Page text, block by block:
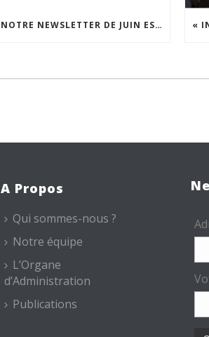
NOTRE NEWSLETTER DE JUIN EST EN LIGNE !
A Propos
Qui sommes-nous ?
Notre équipe
L’Organe
d’Administration
Publications